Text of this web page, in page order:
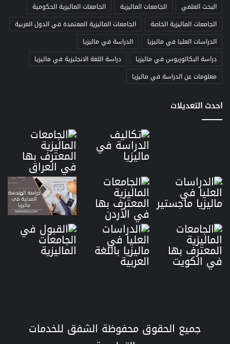
البحث العلمي الجامعات الماليزية
الجامعات الماليزية الحكومية
الجامعات الماليزية الخاصة
الجامعات الماليزية المعتمدة في الدول العربية
الدراسات العليا في ماليزيا
الدراسة في ماليزيا
دراسة البكالوريوس في ماليزيا
دراسة اللغة الانجليزية في ماليزيا
معلومات عن الدراسة في ماليزيا
احدث التعديلات
جميع الحقوق محفوظة الشفق للخدمات